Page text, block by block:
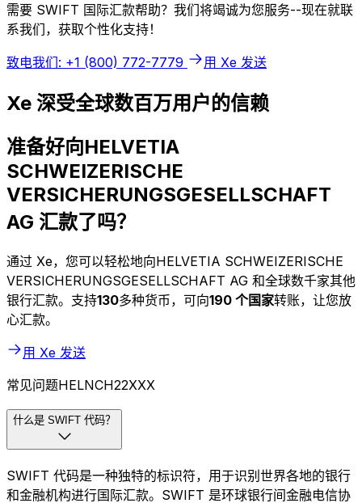
需要 SWIFT 国际汇款帮助？我们将竭诚为您服务--现在就联
系我们，获取个性化支持！
致电我们: +1 (800) 772-7779 用 Xe 发送
Xe 深受全球数百万用户的信赖
准备好向HELVETIA
SCHWEIZERISCHE
VERSICHERUNGSGESELLSCHAFT
AG 汇款了吗？
通过 Xe，您可以轻松地向HELVETIA SCHWEIZERISCHE
VERSICHERUNGSGESELLSCHAFT AG 和全球数千家其他
银行汇款。支持130多种货币，可向190 个国家转账，让您放
心汇款。
用 Xe 发送
常见问题HELNCH22XXX
什么是 SWIFT 代码？
SWIFT 代码是一种独特的标识符，用于识别世界各地的银行
和金融机构进行国际汇款。SWIFT 是环球银行间金融电信协